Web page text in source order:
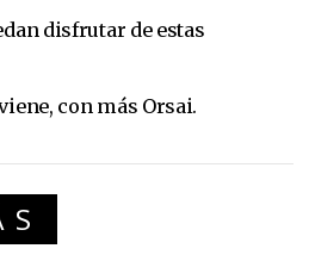
disfrutar de estas
con más Orsai.